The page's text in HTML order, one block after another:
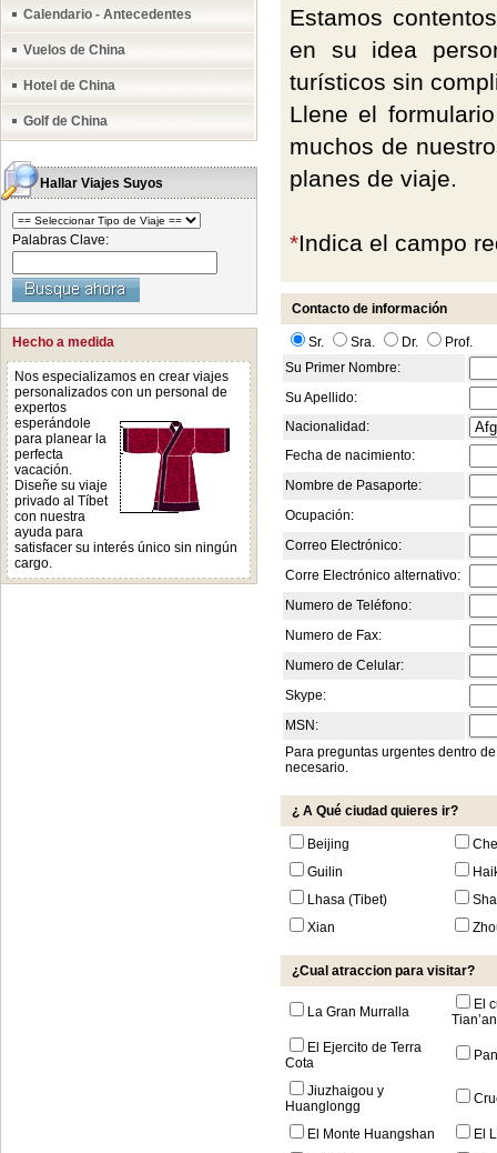
Calendario - Antecedentes
Vuelos de China
Hotel de China
Golf de China
Hallar Viajes Suyos
Palabras Clave:
Hecho a medida
Nos especializamos en crear viajes
personalizados con un personal de
expertos
esperándole
para planear la
perfecta
vacación.
Diseñe su viaje
privado al Tíbet
con nuestra
ayuda para
satisfacer su interés único sin ningún
cargo.
Estamos
en su idea
turísticos sin
Llene el
muchos de
planes de viaje.
*Indica el campo
Contacto de información
Sr. Sra. Dr.
Prof.
Su Primer Nombre:
Su Apellido:
Nacionalidad:
Fecha de nacimiento:
Nombre de Pasaporte:
Ocupación:
Correo Electrónico:
Corre Electrónico alternativo:
Numero de Teléfono:
Numero de Fax:
Numero de Celular:
Skype:
MSN:
Para preguntas urgentes dentro
necesario.
¿ A Qué ciudad quieres ir?
Beijing
Guilin
Lhasa (Tibet)
Xian
¿Cual atraccion para visitar?
La Gran Murralla
El
El Ejercito de Terra
Cota
Jiuzhaigou y
Huanglongg
El Monte Huangshan
El